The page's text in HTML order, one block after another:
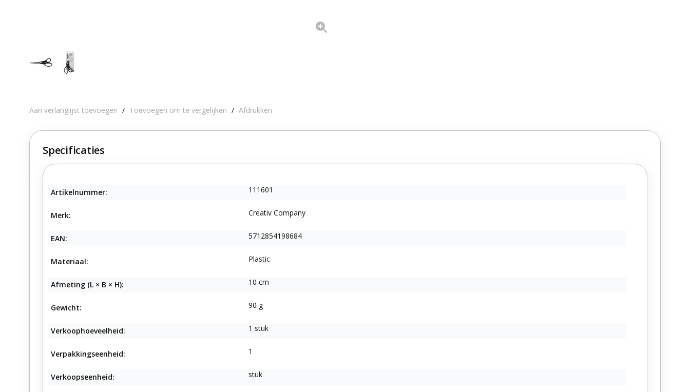
Aan verlanglijst toevoegen / Toevoegen om te vergelijken / Afdrukken
Specificaties
Artikelnummer: 111601
Merk: Creativ Company
EAN: 5712854198684
Materiaal: Plastic
Afmeting (L × B × H): 10 cm
Gewicht: 90 g
Verkoophoeveelheid: 1 stuk
Verpakkingseenheid: 1
Verkoopseenheid: stuk